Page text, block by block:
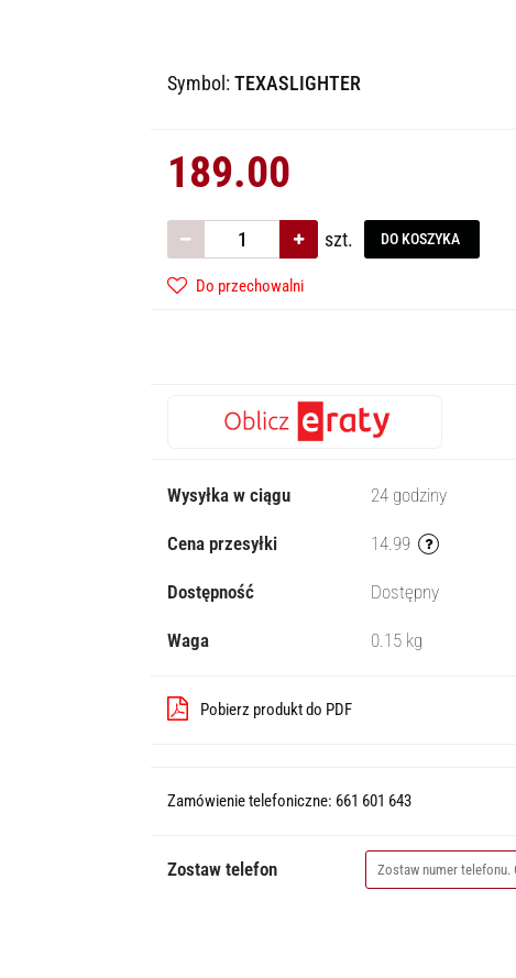
Symbol: TEXASLIGHTER
189.00
szt. DO KOSZYKA
Do przechowalni
Wysyłka w ciągu 24 godziny
Cena przesyłki 14.99
Dostępność Dostępny
Waga 0.15 kg
Pobierz produkt do PDF
Zamówienie telefoniczne: 661 601 643
Zostaw telefon